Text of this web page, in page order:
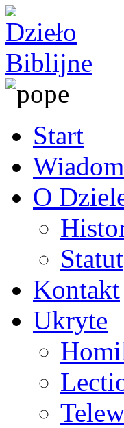
Start
O
Statut
Kontakt
Ukryte